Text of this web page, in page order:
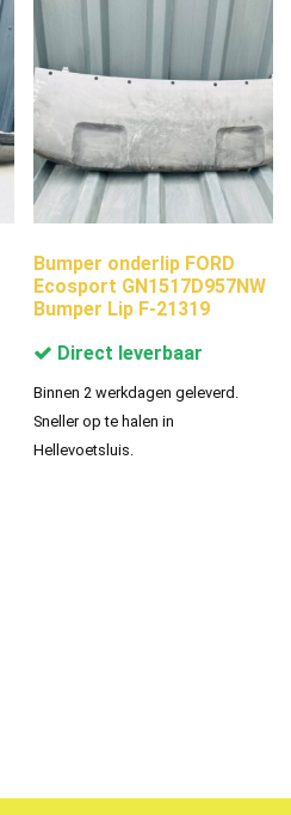
Bumper onderlip FORD
Ecosport GN1517D957NW
Bumper Lip F-21319
Direct leverbaar
Binnen 2 werkdagen geleverd.
Sneller op te halen in
Hellevoetsluis.